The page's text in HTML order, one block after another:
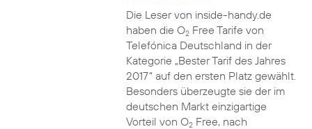
Die Leser von inside-handy.de
haben die O2Free Tarife von
Telefónica Deutschland in der
Kategorie „Bester Tarif des Jahres
2017“ auf den ersten Platz gewählt.
Besonders überzeugte sie der im
deutschen Markt einzigartige
Vorteil von O2Free, nach